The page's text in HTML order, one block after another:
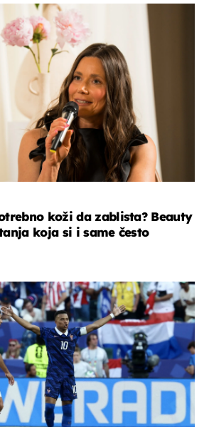
koži da zablista? Beauty
koja si i same često
2026